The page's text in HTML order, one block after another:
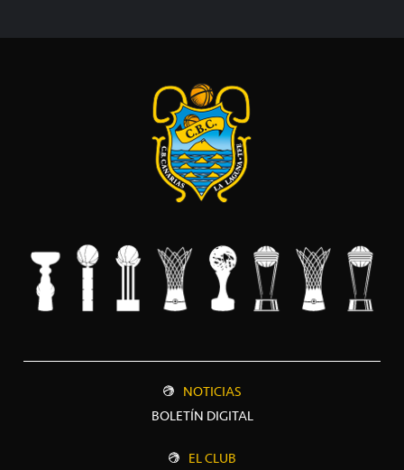
NOTICIAS
BOLETÍN DIGITAL
EL CLUB